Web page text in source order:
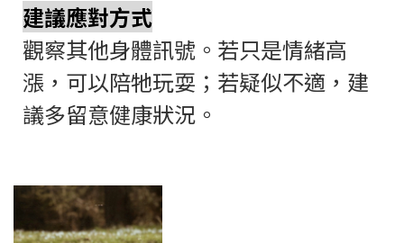
建議應對方式
觀察其他身體訊號。若只是情緒高
漲，可以陪牠玩耍；若疑似不適，建
議多留意健康狀況。